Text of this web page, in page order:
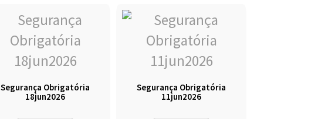
Segurança Obrigatória
18jun2026
Segurança Obrigatória
11jun2026